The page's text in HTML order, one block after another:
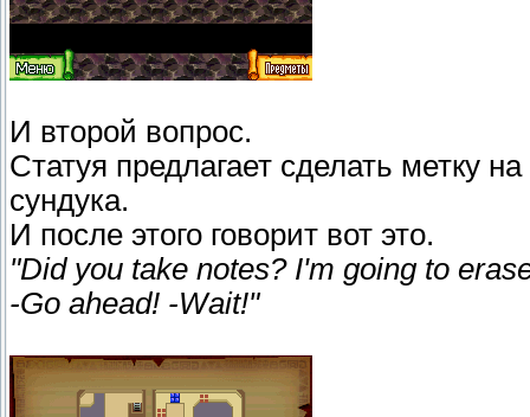
И второй вопрос.
Статуя предлагает сделать метку
сундука.
И после этого говорит вот это.
"Did you take notes? I'm going to
-Go ahead! -Wait!"